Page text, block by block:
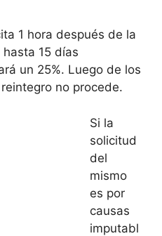
1 hora después de la
15 días
un 25%. Luego de los
no procede.
Si la
solicitud
del
mismo
es por
causas
imputabl